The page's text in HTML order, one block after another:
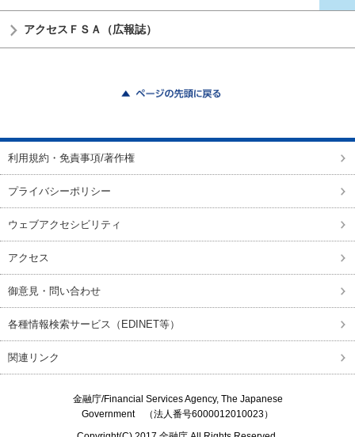
アクセスＦＳＡ（広報誌）
利用規約・免責事項/著作権
プライバシーポリシー
ウェブアクセシビリティ
アクセス
御意見・問い合わせ
各種情報検索サービス（EDINET等）
関連リンク
金融庁/Financial Services Agency, The Japanese
Government（法人番号6000012010023）